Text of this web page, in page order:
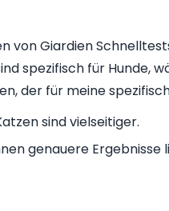
von Giardien
spezifisch für Hunde,
der für meine
sind vielseitiger.
genauere Ergebnisse